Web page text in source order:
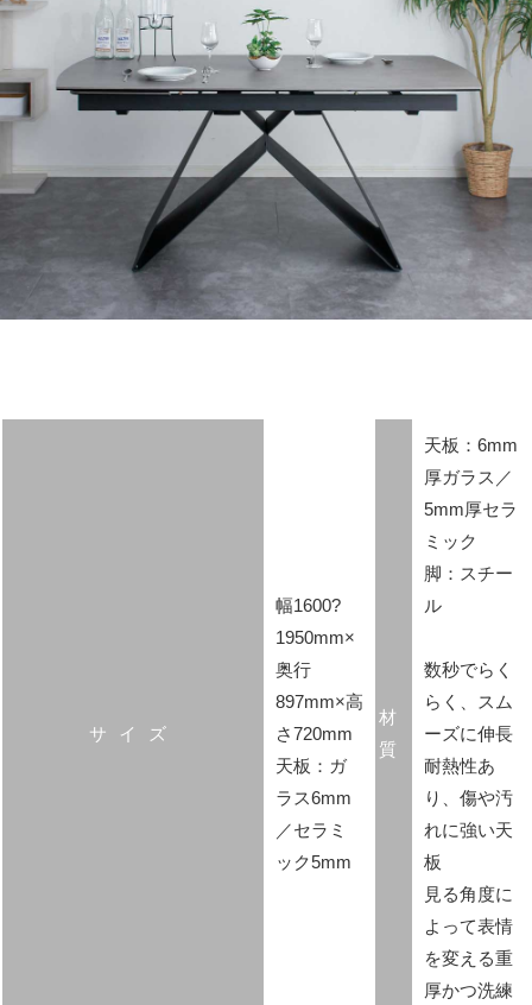
サイズ
幅1600?
1950mm×
奥行
897mm×高
さ720mm
天板：ガ
ラス6mm
／セラミ
ック5mm
材
質
天板：6mm
厚ガラス／
5mm厚セラ
ミック
脚：スチー
ル
数秒でらく
らく、スム
ーズに伸長
耐熱性あ
り、傷や汚
れに強い天
板
見る角度に
よって表情
を変える重
厚かつ洗練